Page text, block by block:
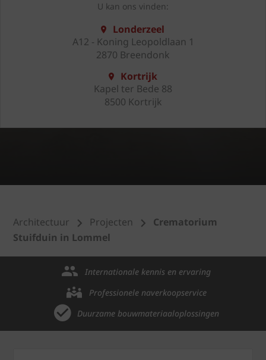
U kan ons vinden:
Londerzeel
A12 - Koning Leopoldlaan 1
2870 Breendonk
Kortrijk
Kapel ter Bede 88
8500 Kortrijk
Architectuur Projecten
Crematorium
Stuifduin in Lommel
Internationale kennis en ervaring
Professionele naverkoopservice
Duurzame bouwmateriaaloplossingen